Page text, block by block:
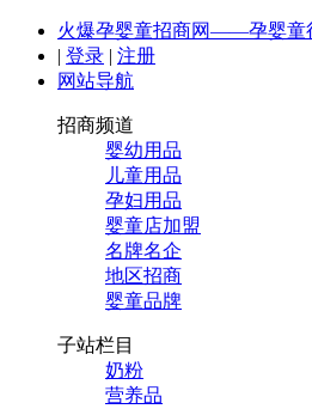
火爆孕婴童招商网——孕婴童
| 登录 | 注册
网站导航
招商频道
婴幼用品
儿童用品
孕妇用品
婴童店加盟
名牌名企
地区招商
婴童品牌
子站栏目
奶粉
营养品